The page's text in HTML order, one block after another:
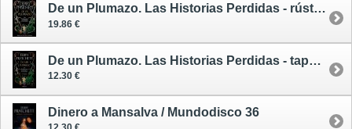
De un Plumazo. Las Historias Perdidas - rústica
19.86 €
De un Plumazo. Las Historias Perdidas - tapa blanda
12.30 €
Dinero a Mansalva / Mundodisco 36